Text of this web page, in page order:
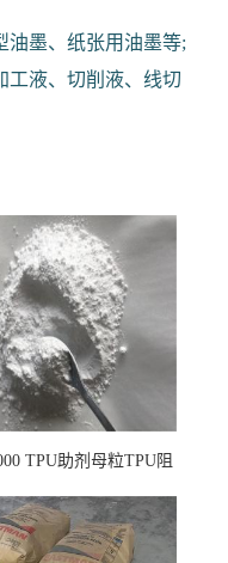
料、塑料管材、PET
脂型涂料、装饰用涂
工液、切削液、线切